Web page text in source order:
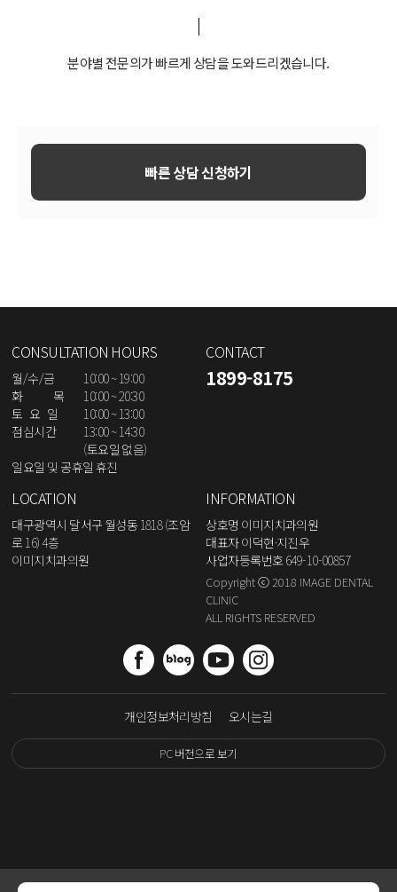
분야별 전문의가 빠르게 상담을 도와드리겠습니다.
빠른 상담 신청하기
CONSULTATION HOURS
월/수/금
10:00 ~ 19:00
화 목
10:00 ~ 20:30
토 요 일
10:00 ~ 13:00
점심시간
13:00 ~ 14:30
(토요일 없음)
일요일 및 공휴일 휴진
CONTACT
1899-8175
LOCATION
대구광역시 달서구 월성동 1818 (조암
로 16) 4층
이미지치과의원
INFORMATION
상호명 이미지치과의원
대표자 이덕현·지진우
사업자등록번호 649-10-00857
Copyright ⓒ 2018 IMAGE DENTAL
CLINIC
ALL RIGHTS RESERVED
개인정보처리방침 오시는길
PC 버전으로 보기